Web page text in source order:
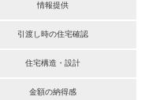
情報提供
引渡し時の住宅確認
住宅構造・設計
金額の納得感